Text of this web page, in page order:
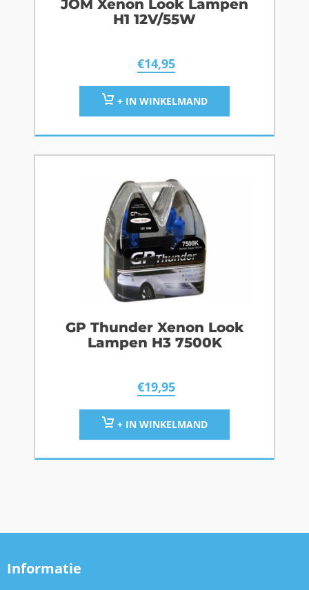
JOM Xenon Look Lampen
H1 12V/55W
€14,95
+ IN WINKELMAND
GP Thunder Xenon Look
Lampen H3 7500K
€19,95
+ IN WINKELMAND
Informatie